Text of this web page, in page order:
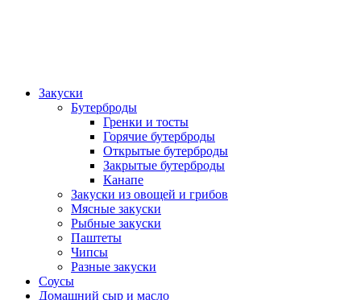
Закуски
Бутерброды
Гренки и тосты
Горячие бутерброды
Открытые бутерброды
Закрытые бутерброды
Канапе
Закуски из овощей и грибов
Мясные закуски
Рыбные закуски
Паштеты
Чипсы
Разные закуски
Соусы
Домашний сыр и масло